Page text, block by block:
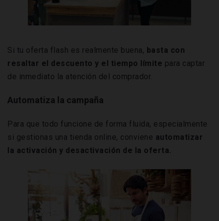
Si tu oferta flash es realmente buena, basta con
resaltar el descuento y el tiempo límite para captar
de inmediato la atención del comprador.
Automatiza la campaña
Para que todo funcione de forma fluida, especialmente
si gestionas una tienda online, conviene automatizar
la activación y desactivación de la oferta.